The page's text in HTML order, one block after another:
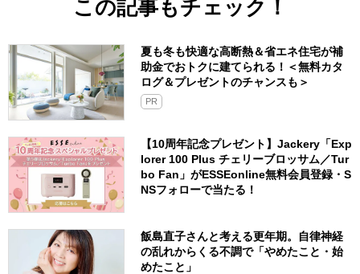
この記事もチェック！
夏も冬も快適な高断熱＆省エネ住宅が補
助金でおトクに建てられる！＜無料カタ
ログ＆プレゼントのチャンスも＞
PR
【10周年記念プレゼント】Jackery「Exp
lorer 100 Plus チェリーブロッサム／Tur
bo Fan」がESSEonline無料会員登録・S
NSフォローで当たる！
飯島直子さんと考える更年期。自律神経
の乱れからくる不調で「やめたこと・始
めたこと」